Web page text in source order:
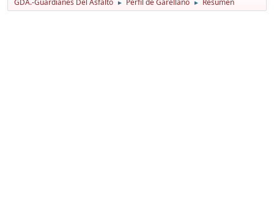
GDA.-Guardianes Del Asfalto ► Perfil de Garellano ► Resumen